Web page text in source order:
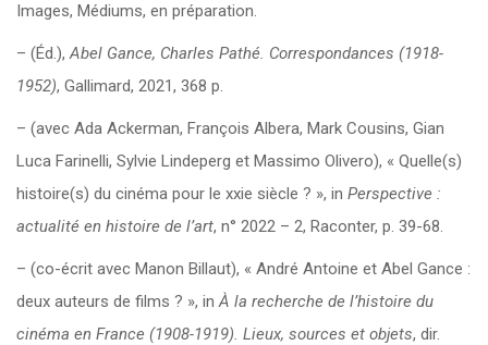
Images, Médiums, en préparation.
– (Éd.),Abel Gance, Charles Pathé. Correspondances (1918-
1952), Gallimard, 2021, 368 p.
– (avec Ada Ackerman, François Albera, Mark Cousins, Gian
Luca Farinelli, Sylvie Lindeperg et Massimo Olivero), « Quelle(s)
histoire(s) du cinéma pour le xxie siècle ? », in Perspective :
actualité en histoire de l’art, n° 2022 – 2, Raconter, p. 39-68.
– (co-écrit avec Manon Billaut), « André Antoine et Abel Gance :
deux auteurs de films ? », inÀ la recherche de l’histoire du
cinéma en France (1908-1919). Lieux, sources et objets, dir.